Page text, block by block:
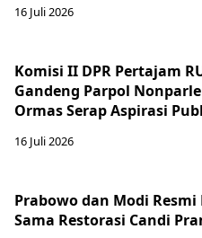
16 Juli 2026
Komisi II DPR Pertajam
Gandeng Parpol
Ormas Serap Aspirasi
16 Juli 2026
Prabowo dan Modi Resmi
Sama Restorasi Candi